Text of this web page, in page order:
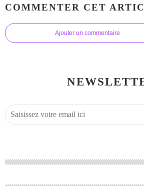
COMMENTER CET
Ajouter un commentaire